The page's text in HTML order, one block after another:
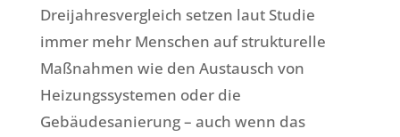
Dreijahresvergleich setzen laut Studie
immer mehr Menschen auf strukturelle
Maßnahmen wie den Austausch von
Heizungssystemen oder die
Gebäudesanierung – auch wenn das